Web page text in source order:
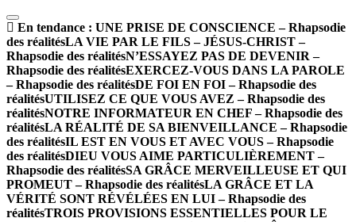
En tendance : UNE PRISE DE CONSCIENCE – Rhapsodie
des réalitésLA VIE PAR LE FILS – JÉSUS-CHRIST –
Rhapsodie des réalitésN’ESSAYEZ PAS DE DEVENIR –
Rhapsodie des réalitésEXERCEZ-VOUS DANS LA PAROLE
– Rhapsodie des réalitésDE FOI EN FOI – Rhapsodie des
réalitésUTILISEZ CE QUE VOUS AVEZ – Rhapsodie des
réalitésNOTRE INFORMATEUR EN CHEF – Rhapsodie des
réalitésLA RÉALITÉ DE SA BIENVEILLANCE – Rhapsodie
des réalitésIL EST EN VOUS ET AVEC VOUS – Rhapsodie
des réalitésDIEU VOUS AIME PARTICULIÈREMENT –
Rhapsodie des réalitésSA GRÂCE MERVEILLEUSE ET QUI
PROMEUT – Rhapsodie des réalitésLA GRÂCE ET LA
VÉRITÉ SONT RÉVÉLÉES EN LUI – Rhapsodie des
réalitésTROIS PROVISIONS ESSENTIELLES POUR LE